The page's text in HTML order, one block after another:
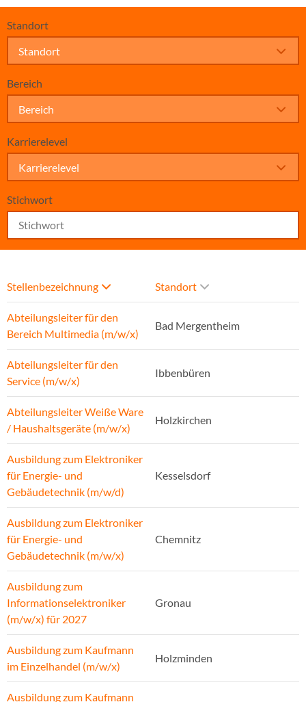
Standort
Standort
Bereich
Bereich
Karrierelevel
Karrierelevel
Stichwort
Stellenbezeichnung Standort
Abteilungsleiter für den
Bereich Multimedia (m/w/x)
Bad Mergentheim
Abteilungsleiter für den
Service (m/w/x)
Ibbenbüren
Abteilungsleiter Weiße Ware
/ Haushaltsgeräte (m/w/x)
Holzkirchen
Ausbildung zum Elektroniker
für Energie- und
Gebäudetechnik (m/w/d)
Kesselsdorf
Ausbildung zum Elektroniker
für Energie- und
Gebäudetechnik (m/w/x)
Chemnitz
Ausbildung zum
Informationselektroniker
(m/w/x) für 2027
Gronau
Ausbildung zum Kaufmann
im Einzelhandel (m/w/x)
Holzminden
Ausbildung zum Kaufmann